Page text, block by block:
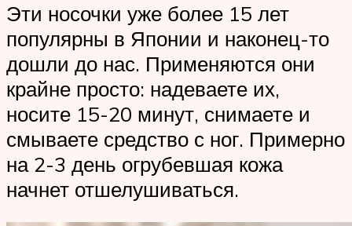
Эти носочки уже более 15 лет
популярны в Японии и наконец-то
дошли до нас. Применяются они
крайне просто: надеваете их,
носите 15-20 минут, снимаете и
смываете средство с ног. Примерно
на 2-3 день огрубевшая кожа
начнет отшелушиваться.